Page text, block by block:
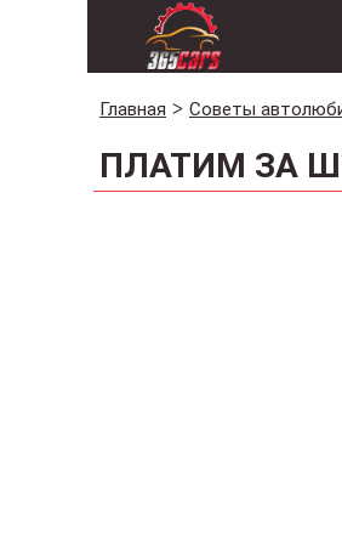
Главная Советы
ПЛАТИМ ЗА